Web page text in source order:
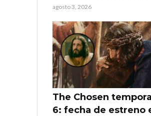
agosto 3, 2026
The Chosen
6: fecha de estreno